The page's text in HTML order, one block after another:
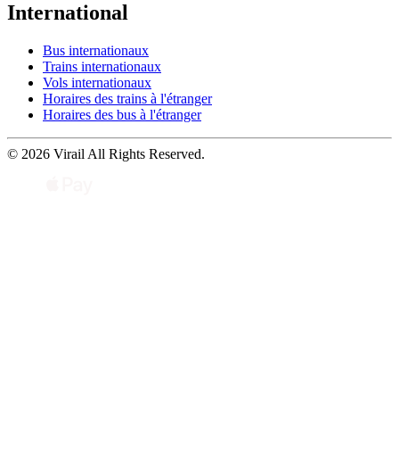
International
Bus internationaux
Trains internationaux
Vols internationaux
Horaires des trains à l'étranger
Horaires des bus à l'étranger
© 2026 Virail All Rights Reserved.